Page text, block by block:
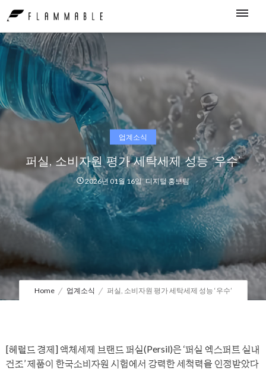
업계소식
퍼실, 소비자원 평가 세탁세제 성능 ‘우수’
2026년 01월 16일 디지털 홍보팀
Home 업계소식 퍼실, 소비자원 평가 세탁세제 성능 ‘우수’
[헤럴드 경제] 액체세제 브랜드 퍼실(Persil)은 ‘퍼실 엑스퍼트 실내
건조’ 제품이 한국소비자원 시험에서 강력한 세척력을 인정받았다